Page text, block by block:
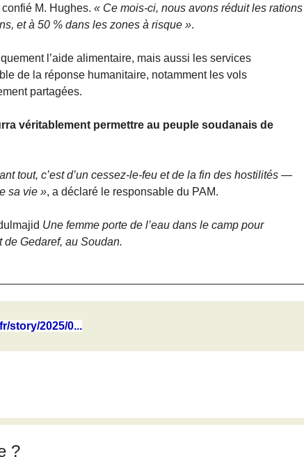
confié M. Hughes. « Ce mois-ci, nous avons réduit les rations
et à 50 % dans les zones à risque ».
l’aide alimentaire, mais aussi les services
de la réponse humanitaire, notamment les vols
partagées.
véritablement permettre au peuple soudanais de
tout, c’est d’un cessez-le-feu et de la fin des hostilités —
sa vie », a déclaré le responsable du PAM.
Une femme porte de l’eau dans le camp pour
de Gedaref, au Soudan.
story/2025/0...
?